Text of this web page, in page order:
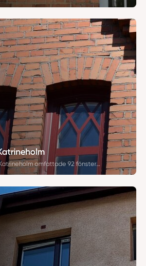
Projektet Pionen i Katrineholm omfattade 92 fönsterbyten i en bevarandeskyddad fastighet från 1890-talet. Arbetet utfördes med Snidex-fönster, utåtgående och med specialspröjs för att efterlikna det befintliga utseendet och bevara fasadens karaktär. Falsade fönsterbleck i matchande kulör monterades, med KIAB i Katrineholm som beställare.